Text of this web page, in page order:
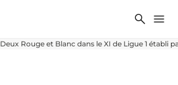
Deux Rouge et Blanc dans le XI de Ligue 1 établi